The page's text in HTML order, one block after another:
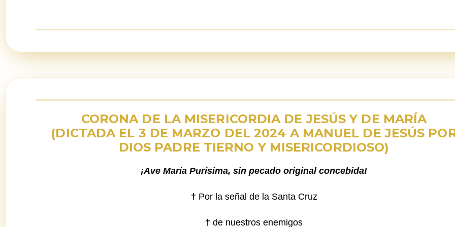
CORONA DE LA MISERICORDIA DE JESÚS Y DE MARÍA
(DICTADA EL 3 DE MARZO DEL 2024 A MANUEL DE JESÚS
DIOS PADRE TIERNO Y MISERICORDIOSO)
¡Ave María Purísima, sin pecado original concebida!
† Por la señal de la Santa Cruz
† de nuestros enemigos